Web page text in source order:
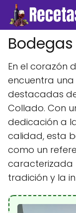
En el corazón
encuentra
destacadas
Collado. Con
dedicación a
calidad, esta
como un
caracterizada
tradición y la